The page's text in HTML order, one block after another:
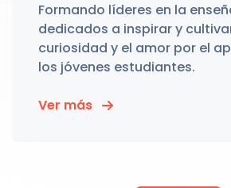
Formando líderes en la
dedicados a inspirar y
curiosidad y el amor por el
los jóvenes estudiantes.
Ver más